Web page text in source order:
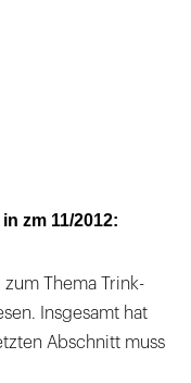
zm 11/2012:
Thema Trink-
Insgesamt hat
Abschnitt muss